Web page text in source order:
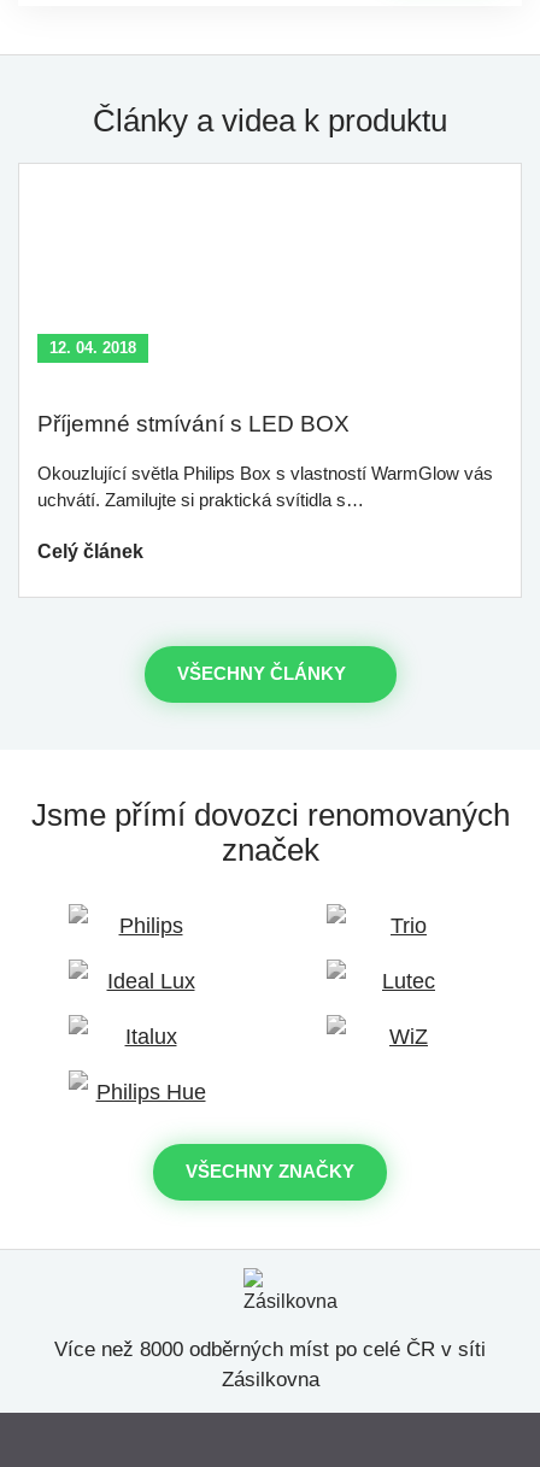
Články a videa k produktu
12. 04. 2018
Příjemné stmívání s LED BOX
Okouzlující světla Philips Box s vlastností WarmGlow vás
uchvátí. Zamilujte si praktická svítidla s…
Celý článek
VŠECHNY ČLÁNKY
Jsme přímí dovozci renomovaných
značek
VŠECHNY ZNAČKY
Více než 8000 odběrných míst po celé ČR v síti
Zásilkovna